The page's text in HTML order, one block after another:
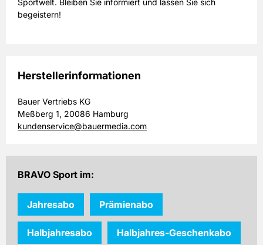
begeistern!
Herstellerinformationen
Bauer Vertriebs KG
Meßberg 1, 20086 Hamburg
kundenservice@bauermedia.com
BRAVO Sport im:
Jahresabo Prämienabo
Halbjahresabo Halbjahres-Geschenkabo